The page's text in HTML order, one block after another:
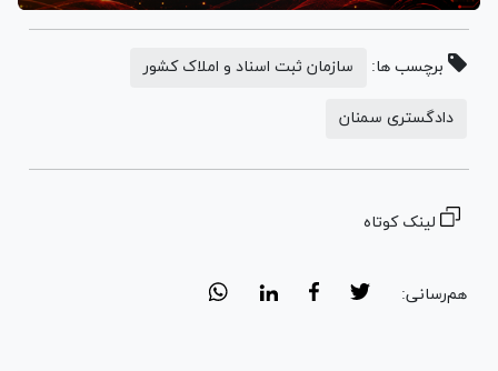
برچسب ها: سازمان ثبت اسناد و املاک کشور
دادگستری سمنان
لینک کوتاه
هم‌رسانی: